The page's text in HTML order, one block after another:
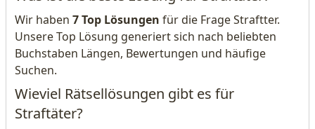
Wir haben 7 Top Lösungen für die Frage Straftter.
Unsere Top Lösung generiert sich nach beliebten
Buchstaben Längen, Bewertungen und häufige
Suchen.
Wieviel Rätsellösungen gibt es für
Straftäter?